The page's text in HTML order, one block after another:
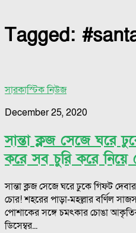
Tagged:
সারকাস্টিক নিউজ
December 25, 2020
সান্তা ক্লজ সেজে ঘরে
করে সব চুরি করে নিয়ে
সান্তা ক্লজ সেজে ঘরে ঢুকে গিফট
চোর! শহরের পাড়া-মহল্লার বর্ণিল
পোশাকের সঙ্গে চমৎকার চোঙা
ডিসেম্বর...